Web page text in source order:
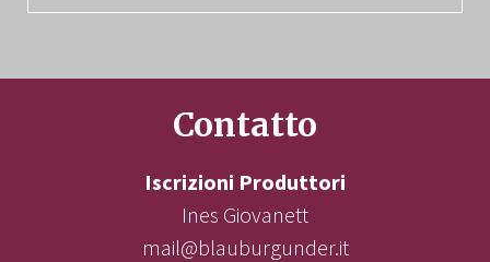
Contatto
Iscrizioni Produttori
Ines Giovanett
mail@blauburgunder.it